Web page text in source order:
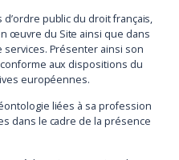
public du droit français,
œuvre du Site ainsi que dans
Présenter ainsi son
aux dispositions du
européennes.
liées à sa profession
dans le cadre de la présence